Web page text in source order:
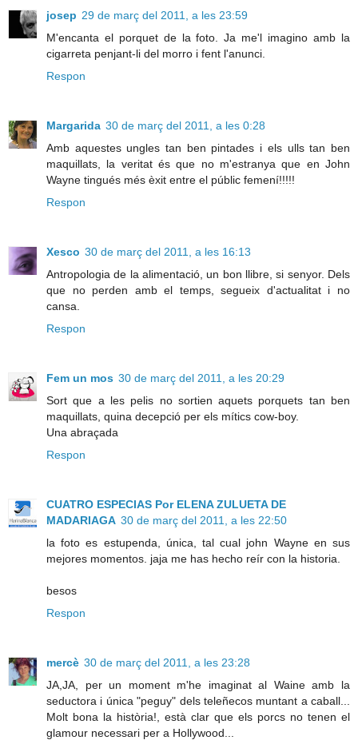
josep 29 de març del 2011, a les 23:59
M'encanta el porquet de la foto. Ja me'l imagino amb la
cigarreta penjant-li del morro i fent l'anunci.
Respon
Margarida 30 de març del 2011, a les 0:28
Amb aquestes ungles tan ben pintades i els ulls tan ben
maquillats, la veritat és que no m'estranya que en John
Wayne tingués més èxit entre el públic femení!!!!!
Respon
Xesco 30 de març del 2011, a les 16:13
Antropologia de la alimentació, un bon llibre, si senyor. Dels
que no perden amb el temps, segueix d'actualitat i no
cansa.
Respon
Fem un mos 30 de març del 2011, a les 20:29
Sort que a les pelis no sortien aquets porquets tan ben
maquillats, quina decepció per els mítics cow-boy.
Una abraçada
Respon
CUATRO ESPECIAS Por ELENA ZULUETA DE
MADARIAGA 30 de març del 2011, a les 22:50
la foto es estupenda, única, tal cual john Wayne en sus
mejores momentos. jaja me has hecho reír con la historia.
besos
Respon
mercè 30 de març del 2011, a les 23:28
JA,JA, per un moment m'he imaginat al Waine amb la
seductora i única "peguy" dels teleñecos muntant a caball...
Molt bona la història!, està clar que els porcs no tenen el
glamour necessari per a Hollywood...